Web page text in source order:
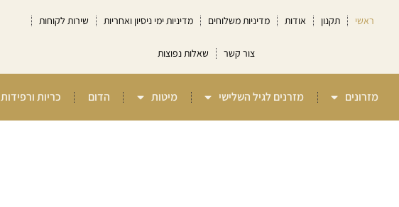
ראשי תקנון אודות מדיניות משלוחים מדיניות ימי ניסיון ואחריות שירות לקוחות
צור קשר שאלות נפוצות
מזרונים מזרנים לגיל השלישי מיטות הדום כריות ורפידות